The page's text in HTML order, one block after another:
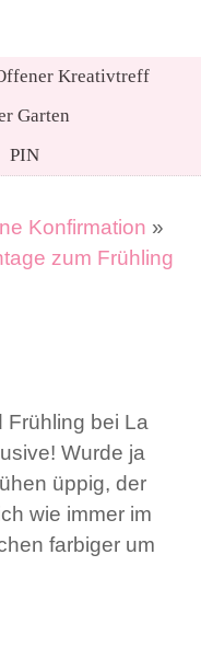
Kreativtreff
Garten
PIN
Konfirmation »
zum Frühling
Frühling bei La
Wurde ja
üppig, der
wie immer im
farbiger um